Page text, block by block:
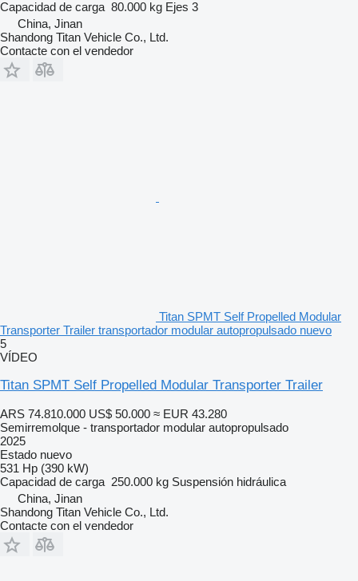
Capacidad de carga 80.000 kg Ejes 3
China, Jinan
Shandong Titan Vehicle Co., Ltd.
Contacte con el vendedor
Titan SPMT Self Propelled Modular
Transporter Trailer transportador modular autopropulsado nuevo
5
VÍDEO
Titan SPMT Self Propelled Modular Transporter Trailer
ARS 74.810.000 US$ 50.000 ≈ EUR 43.280
Semirremolque - transportador modular autopropulsado
2025
Estado nuevo
531 Hp (390 kW)
Capacidad de carga 250.000 kg Suspensión hidráulica
China, Jinan
Shandong Titan Vehicle Co., Ltd.
Contacte con el vendedor